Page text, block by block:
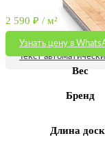
2 590 ₽ / м²
Узнать цену в
Текст
Вес
Бренд
Длина